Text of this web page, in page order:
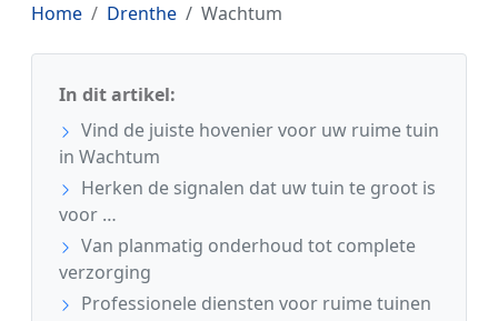
Home Drenthe Wachtum
In dit artikel:
Vind de juiste hovenier voor uw ruime tuin
in Wachtum
Herken de signalen dat uw tuin te groot is
voor …
Van planmatig onderhoud tot complete
verzorging
Professionele diensten voor ruime tuinen